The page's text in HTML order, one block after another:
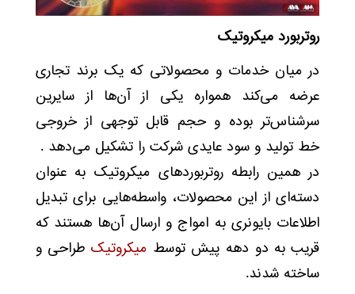
روتربورد میکروتیک
در میان خدمات و محصولاتی که یک برند تجاری
عرضه می‌کند همواره یکی از آن‌ها از سایرین
سرشناس‌تر بوده و حجم قابل توجهی از خروجی
خط تولید و سود عایدی شرکت را تشکیل می‌دهد .
در همین رابطه روتربوردهای میکروتیک به عنوان
دسته‌ای از این محصولات، واسطه‌هایی برای تبدیل
اطلاعات بایونری به امواج و ارسال آن‌ها هستند که
قریب به دو دهه پیش توسط میکروتیک طراحی و
ساخته شدند.